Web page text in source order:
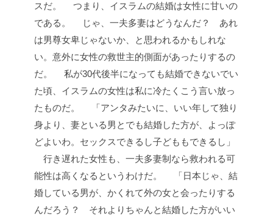
スだ。
つまり、イスラムの結婚は女性に甘いの
である。
じゃ、一夫多妻はどうなんだ？ あれ
は男尊女卑じゃないか、と思われるかもしれな
い。意外に女性の救世主的側面があったりするの
だ。
私が30代後半になっても結婚できないでい
た頃、イスラムの女性は私に冷たくこう言い放っ
たものだ。
「アンタみたいに、いい年して独り
身より、妻といる男とでも結婚した方が、よっぽ
どよいわ。セックスできるし子どももできるし」
行き遅れた女性も、一夫多妻制なら救われる可
能性は高くなるというわけだ。
「日本じゃ、結
婚している男が、かくれて外の女と会ったりする
んだろう？ それよりちゃんと結婚した方がいい